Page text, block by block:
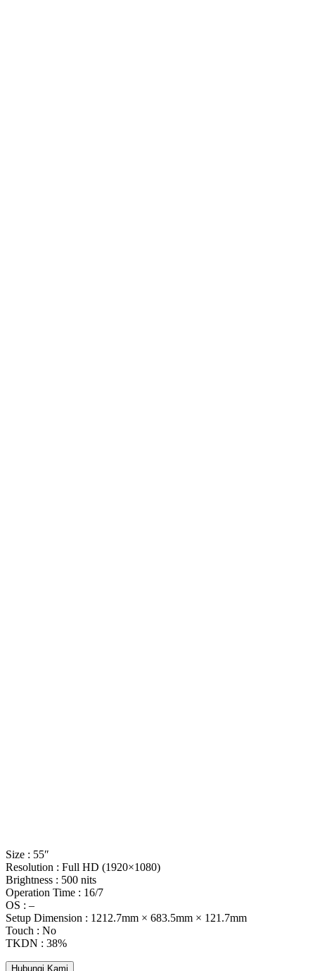
Size : 55″
Resolution : Full HD (1920×1080)
Brightness : 500 nits
Operation Time : 16/7
OS : –
Setup Dimension : 1212.7mm × 683.5mm × 121.7mm
Touch : No
TKDN : 38%
Hubungi Kami